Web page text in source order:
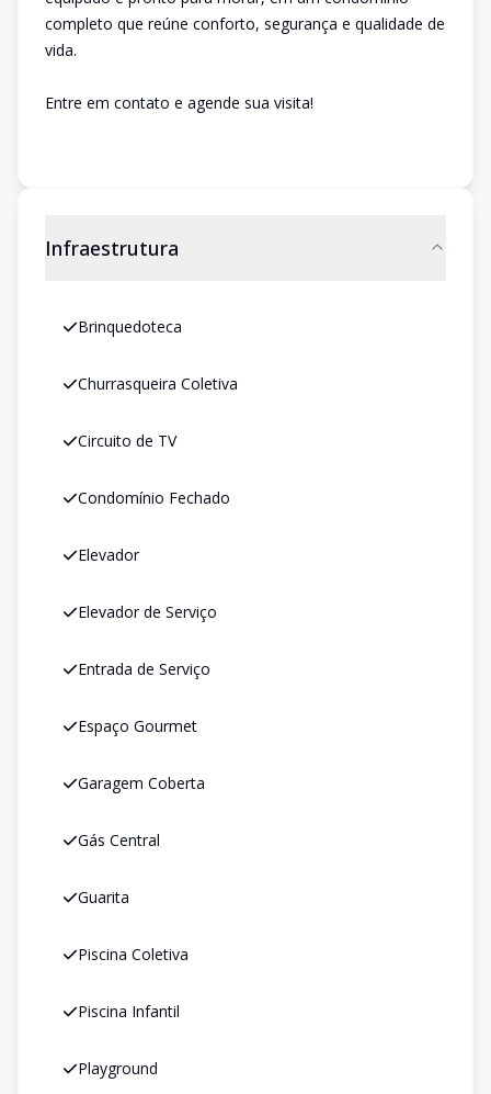
completo que reúne conforto, segurança e qualidade de
vida.
Entre em contato e agende sua visita!
Infraestrutura
Brinquedoteca
Churrasqueira Coletiva
Circuito de TV
Condomínio Fechado
Elevador
Elevador de Serviço
Entrada de Serviço
Espaço Gourmet
Garagem Coberta
Gás Central
Guarita
Piscina Coletiva
Piscina Infantil
Playground